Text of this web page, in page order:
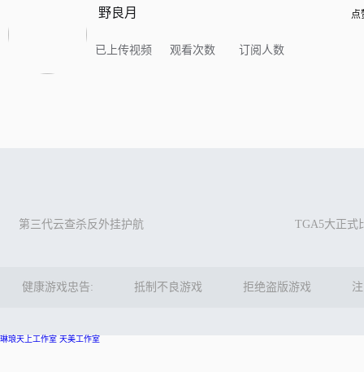
野良月
已上传视频 观看次数 订阅人数
点
第三代云查杀反外挂护航 TGA5大正式
健康游戏忠告: 抵制不良游戏 拒绝盗版游戏
琳琅天上工作室 天美工作室